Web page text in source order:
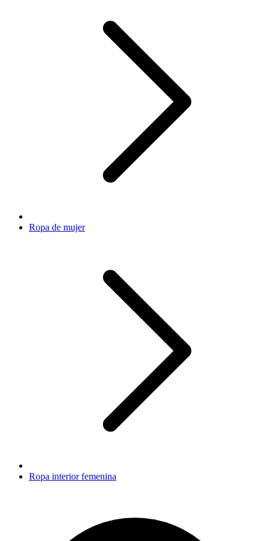
Ropa de mujer
Ropa interior femenina